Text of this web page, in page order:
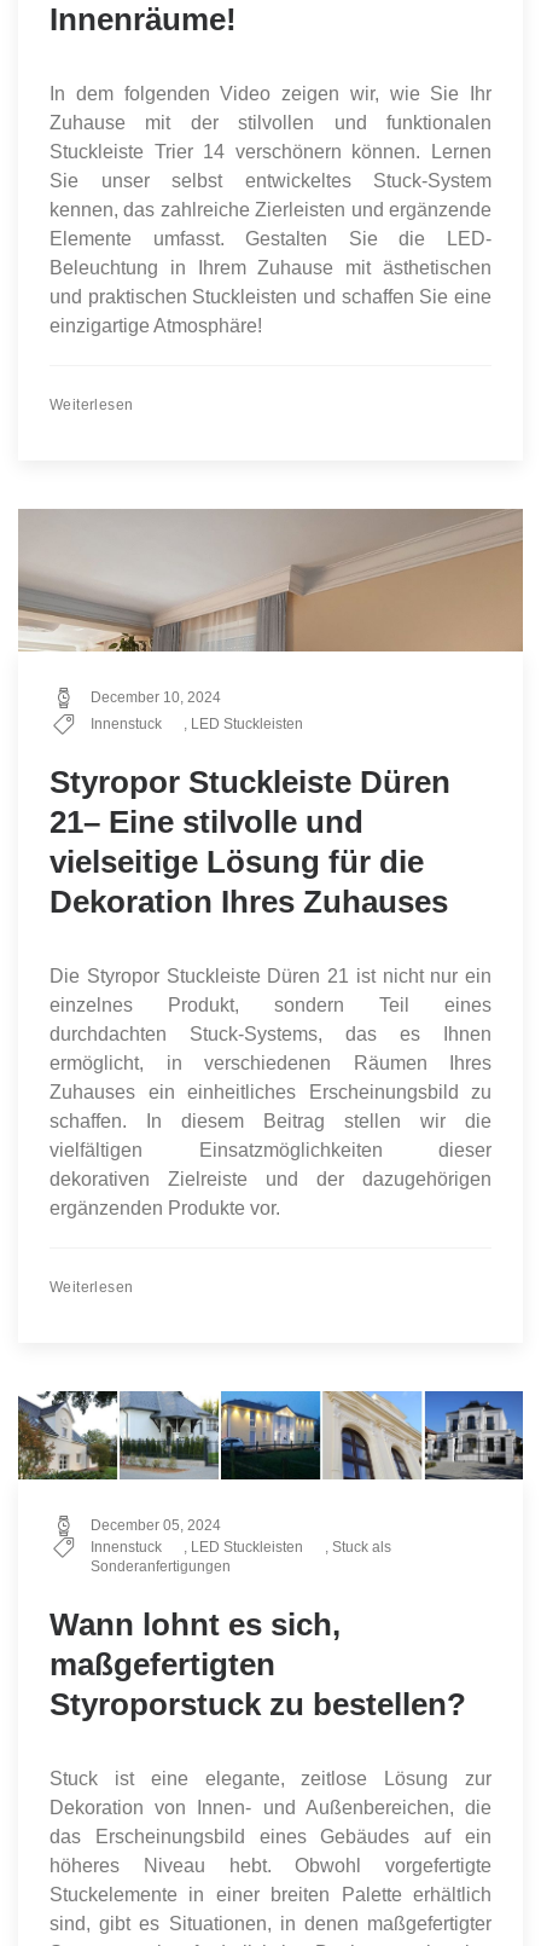
Innenräume!
In dem folgenden Video zeigen wir, wie Sie Ihr
Zuhause mit der stilvollen und funktionalen
Stuckleiste Trier 14 verschönern können. Lernen
Sie unser selbst entwickeltes Stuck-System
kennen, das zahlreiche Zierleisten und ergänzende
Elemente umfasst. Gestalten Sie die LED-
Beleuchtung in Ihrem Zuhause mit ästhetischen
und praktischen Stuckleisten und schaffen Sie eine
einzigartige Atmosphäre!
Weiterlesen
December 10, 2024
Innenstuck
, LED Stuckleisten
Styropor Stuckleiste Düren
21– Eine stilvolle und
vielseitige Lösung für die
Dekoration Ihres Zuhauses
Die Styropor Stuckleiste Düren 21 ist nicht nur ein
einzelnes Produkt, sondern Teil eines
durchdachten Stuck-Systems, das es Ihnen
ermöglicht, in verschiedenen Räumen Ihres
Zuhauses ein einheitliches Erscheinungsbild zu
schaffen. In diesem Beitrag stellen wir die
vielfältigen Einsatzmöglichkeiten dieser
dekorativen Zielreiste und der dazugehörigen
ergänzenden Produkte vor.
Weiterlesen
December 05, 2024
Innenstuck
LED Stuckleisten
Stuck als
Sonderanfertigungen
Wann lohnt es sich,
maßgefertigten
Styroporstuck zu bestellen?
Stuck ist eine elegante, zeitlose Lösung zur
Dekoration von Innen- und Außenbereichen, die
das Erscheinungsbild eines Gebäudes auf ein
höheres Niveau hebt. Obwohl vorgefertigte
Stuckelemente in einer breiten Palette erhältlich
sind, gibt es Situationen, in denen maßgefertigter